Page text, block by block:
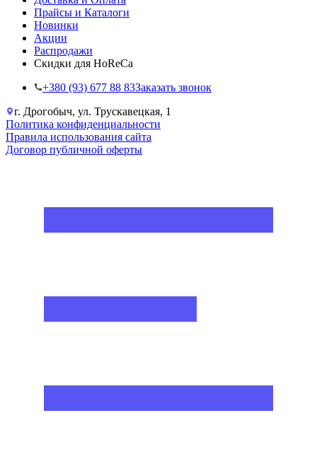
Прайсы и Каталоги
Новинки
Акции
Распродажи
Скидки для HoReCa
+38‎0 (93) 677 88 83Заказать звонок
г. Дрогобыч, ул. Трускавецкая, 1
Политика конфиденциальности
Правила использования сайта
Договор публичной оферты